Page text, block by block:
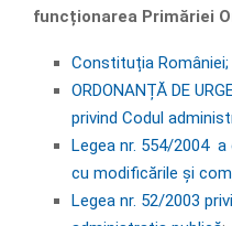
funcționarea Primăriei
Constituția României;
ORDONANȚĂ DE
privind Codul
Legea nr. 554/2004
cu modificările și
Legea nr. 52/2003